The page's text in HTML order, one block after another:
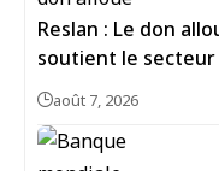
Reslan : Le don
soutient le
août 7, 2026